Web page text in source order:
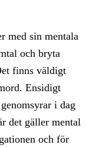
med sin mentala
och bryta
finns väldigt
Ensidigt
i dag
det gäller mental
och för